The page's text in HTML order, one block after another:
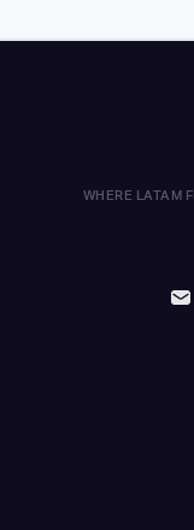
WHERE LATAM